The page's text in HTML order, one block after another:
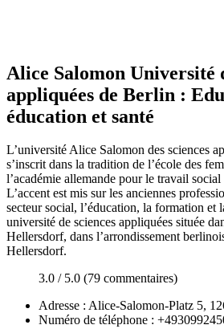
Alice Salomon Université
appliquées de Berlin :
éducation et santé
L’université Alice Salomon des sciences
s’inscrit dans la tradition de l’école des
l’académie allemande pour le travail
L’accent est mis sur les anciennes
secteur social, l’éducation, la formation et
université de sciences appliquées située
Hellersdorf, dans l’arrondissement
Hellersdorf.
3.0 / 5.0 (79 commentaires)
Adresse : Alice-Salomon-Platz 5,
Numéro de téléphone :